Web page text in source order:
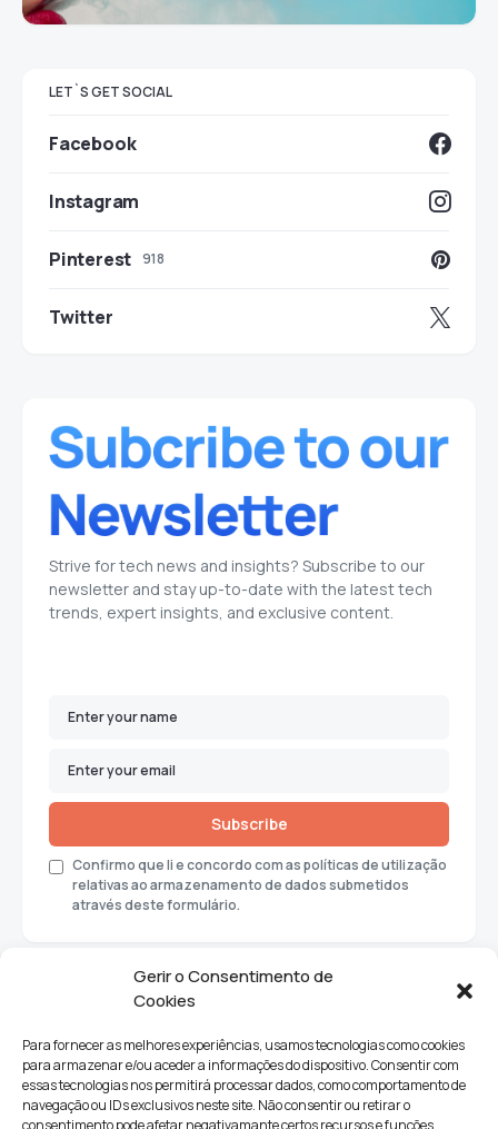
Gerir o Consentimento de
Cookies
Para fornecer as melhores experiências, usamos tecnologias como cookies
para armazenar e/ou aceder a informações do dispositivo. Consentir com
essas tecnologias nos permitirá processar dados, como comportamento de
navegação ou IDs exclusivos neste site. Não consentir ou retirar o
consentimento pode afetar negativamante certos recursos e funções.
LET`S GET SOCIAL
Facebook
Instagram
Pinterest 918
Twitter
Strive for tech news and insights? Subscribe to our
newsletter and stay up-to-date with the latest tech
trends, expert insights, and exclusive content.
Subscribe
Confirmo que li e concordo com as políticas de utilização
relativas ao armazenamento de dados submetidos
através deste formulário.